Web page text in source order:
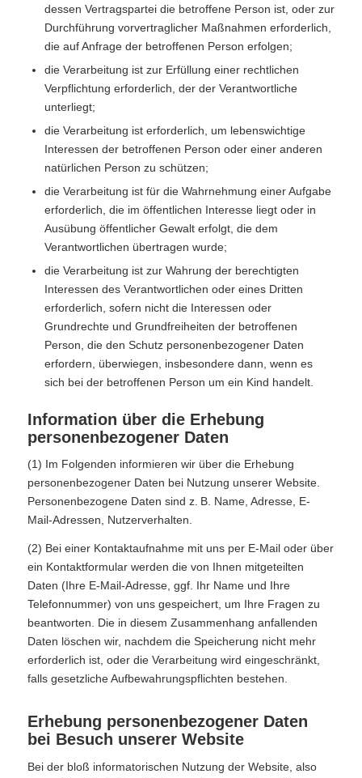
dessen Vertragspartei die betroffene Person ist, oder zur
Durchführung vorvertraglicher Maßnahmen erforderlich,
die auf Anfrage der betroffenen Person erfolgen;
die Verarbeitung ist zur Erfüllung einer rechtlichen
Verpflichtung erforderlich, der der Verantwortliche
unterliegt;
die Verarbeitung ist erforderlich, um lebenswichtige
Interessen der betroffenen Person oder einer anderen
natürlichen Person zu schützen;
die Verarbeitung ist für die Wahrnehmung einer Aufgabe
erforderlich, die im öffentlichen Interesse liegt oder in
Ausübung öffentlicher Gewalt erfolgt, die dem
Verantwortlichen übertragen wurde;
die Verarbeitung ist zur Wahrung der berechtigten
Interessen des Verantwortlichen oder eines Dritten
erforderlich, sofern nicht die Interessen oder
Grundrechte und Grundfreiheiten der betroffenen
Person, die den Schutz personenbezogener Daten
erfordern, überwiegen, insbesondere dann, wenn es
sich bei der betroffenen Person um ein Kind handelt.
Information über die Erhebung
personenbezogener Daten
(1) Im Folgenden informieren wir über die Erhebung
personenbezogener Daten bei Nutzung unserer Website.
Personenbezogene Daten sind z. B. Name, Adresse, E-
Mail-Adressen, Nutzerverhalten.
(2) Bei einer Kontaktaufnahme mit uns per E-Mail oder über
ein Kontaktformular werden die von Ihnen mitgeteilten
Daten (Ihre E-Mail-Adresse, ggf. Ihr Name und Ihre
Telefonnummer) von uns gespeichert, um Ihre Fragen zu
beantworten. Die in diesem Zusammenhang anfallenden
Daten löschen wir, nachdem die Speicherung nicht mehr
erforderlich ist, oder die Verarbeitung wird eingeschränkt,
falls gesetzliche Aufbewahrungspflichten bestehen.
Erhebung personenbezogener Daten
bei Besuch unserer Website
Bei der bloß informatorischen Nutzung der Website, also